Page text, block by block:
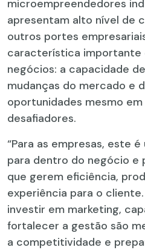
microempreendedores
apresentam alto nível de
outros portes
característica importante
negócios: a capacidade
mudanças do mercado e
oportunidades mesmo
desafiadores.
“Para as empresas, este
para dentro do negócio e
que gerem eficiência,
experiência para o
investir em marketing,
fortalecer a gestão são
a competitividade e